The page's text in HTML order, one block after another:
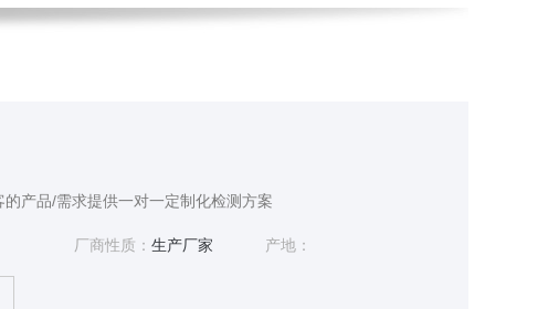
的产品/需求提供一对一定制化检测方案
厂商性质： 生产厂家 产地：